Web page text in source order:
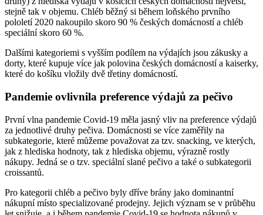
stejně tak v objemu. Chléb běžný si během loňského prvního
pololetí 2020 nakoupilo skoro 90 % českých domácností a chléb
speciální skoro 60 %.
Dalšími kategoriemi s vyšším podílem na výdajích jsou zákusky a
dorty, které kupuje více jak polovina českých domácností a kaiserky,
které do košíku vložily dvě třetiny domácností.
Pandemie ovlivnila preference výdajů za pečivo
První vlna pandemie Covid-19 měla jasný vliv na preference výdajů
za jednotlivé druhy pečiva. Domácnosti se více zaměřily na
subkategorie, které můžeme považovat za tzv. snacking, ve kterých,
jak z hlediska hodnoty, tak z hlediska objemu, výrazně rostly
nákupy. Jedná se o tzv. speciální slané pečivo a také o subkategorii
croissantů.
Pro kategorii chléb a pečivo byly dříve brány jako dominantní
nákupní místo specializované prodejny. Jejich význam se v průběhu